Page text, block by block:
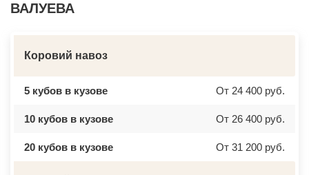
ВАЛУЕВА
Коровий навоз
5 кубов в кузове От 24 400 руб.
10 кубов в кузове От 26 400 руб.
20 кубов в кузове От 31 200 руб.